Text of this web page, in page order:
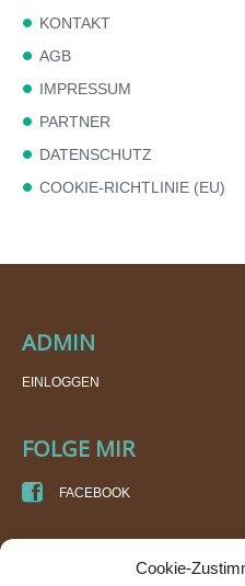
Cookie-
KONTAKT
AGB
IMPRESSUM
PARTNER
DATENSCHUTZ
COOKIE-RICHTLINIE (EU)
ADMIN
EINLOGGEN
FOLGE MIR
FACEBOOK